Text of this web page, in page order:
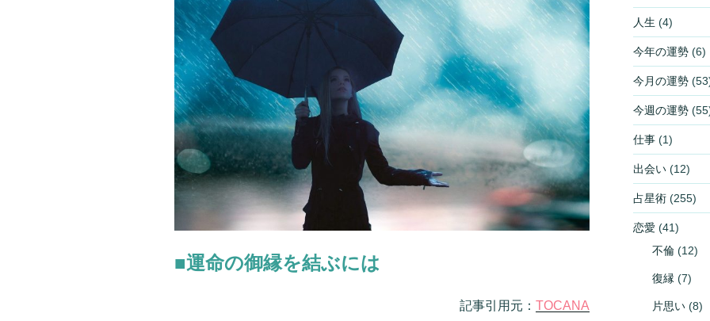
タ
を
襲
う
ト
ラ
ブ
ル」
が
わ
る
択
■運命の御縁を結ぶには
記事引用元：TOCANA
人生 (4)
今年の運勢(6)
今月の運勢
今週の運勢
仕事(1)
出会い(12)
占星術(255)
恋愛(41)
不倫(12)
復縁 (7)
片思い(8)